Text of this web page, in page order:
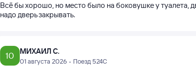
Всё бы хорошо, но место было на боковушке у туалета,
надо дверь закрывать.
10 МИХАИЛ С.
01 августа 2026 • Поезд 524С